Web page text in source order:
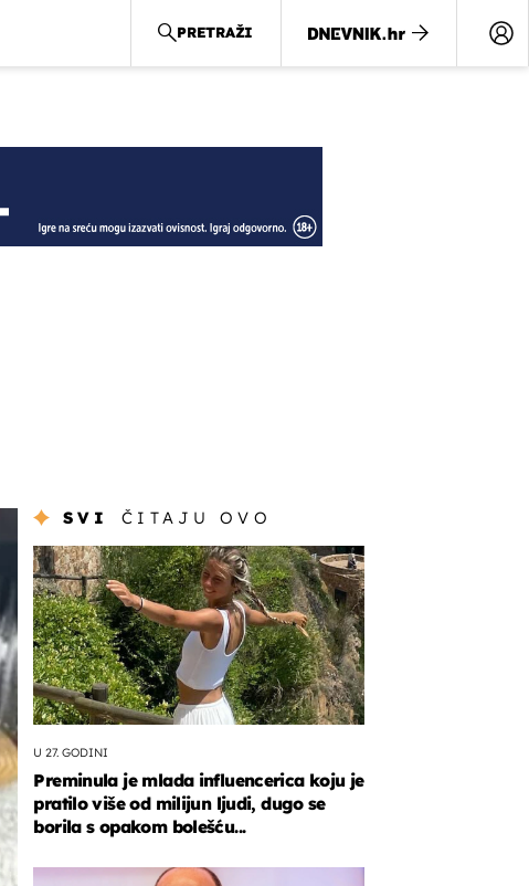
PRETRAŽI
SVI ČITAJU OVO
U 27. GODINI
Preminula je mlada influencerica koju je
pratilo više od milijun ljudi, dugo se
borila s opakom bolešću...